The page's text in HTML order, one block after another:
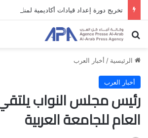
بحث عن
الرئيسية / أخبار العرب
أخبار العرب
رئيس مجلس النواب
العام للجامعة العربية